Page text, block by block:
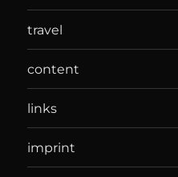
travel
content
links
imprint